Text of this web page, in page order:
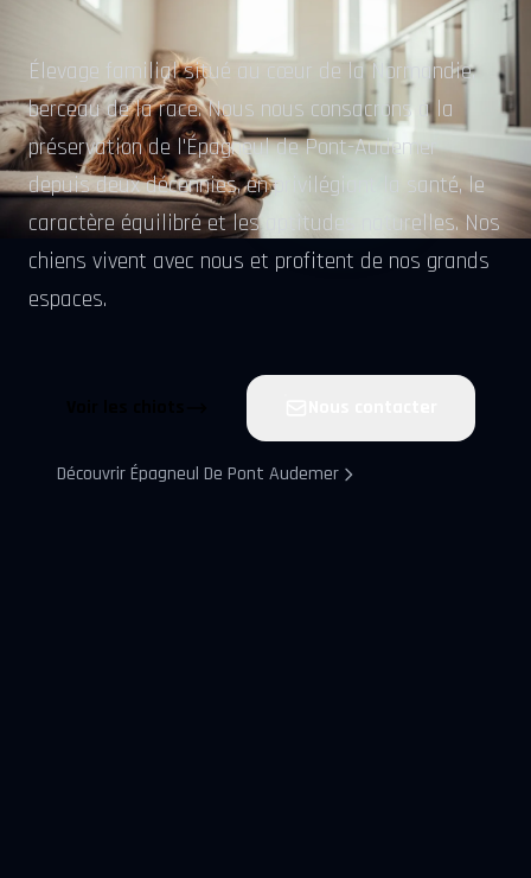
Élevage familial situé au cœur de la Normandie,
berceau de la race. Nous nous consacrons à la
préservation de l'Épagneul de Pont-Audemer
depuis deux décennies, en privilégiant la santé, le
caractère équilibré et les aptitudes naturelles. Nos
chiens vivent avec nous et profitent de nos grands
espaces.
Découvrir Épagneul De Pont Audemer